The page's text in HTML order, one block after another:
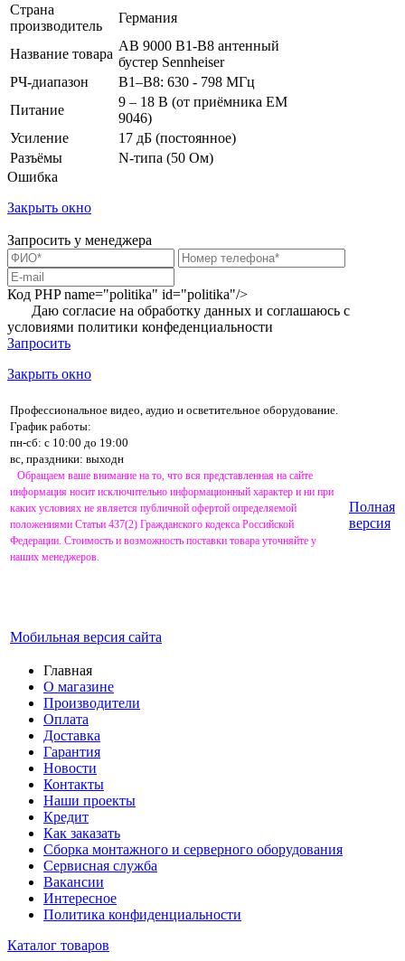
Страна
производитель
Германия
Название товара
AB 9000 B1-B8 антенный
бустер Sennheiser
РЧ-диапазон
B1–B8: 630 - 798 МГц
Питание
9 – 18 В (от приёмника EM
9046)
Усиление
17 дБ (постоянное)
Разъёмы
N-типа (50 Ом)
Ошибка
Закрыть окно
Запросить у менеджера
Код PHPname="politika" id="politika"/>
Даю согласие на обработку данных и соглашаюсь с
условиями политики конфеденциальности
Запросить
Закрыть окно
Профессиональное видео, аудио и осветительное оборудование.
График работы:
пн-сб: с 10:00 до 19:00
вс, праздники: выходн
Обращаем ваше внимание на то, что вся представленная на сайте
информация носит исключительно информационный характер и ни при
каких условиях не является публичной офертой определяемой
положениями Статьи 437(2) Гражданского кодекса Российской
Федерации. Стоимость и возможность поставки товара уточняйте у
наших менеджеров.
Мобильная версия сайта
Полная
версия
Главная
О магазине
Производители
Оплата
Доставка
Гарантия
Новости
Контакты
Наши проекты
Кредит
Как заказать
Сборка монтажного и серверного оборудования
Сервисная служба
Вакансии
Интересное
Политика конфиденциальности
Каталог товаров